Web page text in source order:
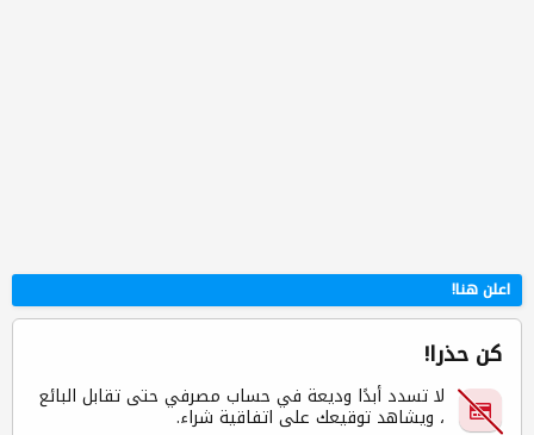
اعلن هنا!
كن حذرا!
لا تسدد أبدًا وديعة في حساب مصرفي حتى تقابل البائع
، ويشاهد توقيعك على اتفاقية شراء.